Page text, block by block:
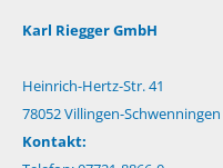
Karl Riegger GmbH
Heinrich-Hertz-Str. 41
78052 Villingen-Schwenningen
Kontakt: